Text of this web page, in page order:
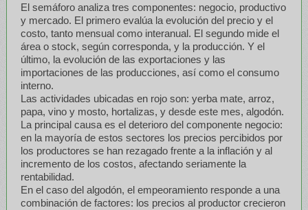
El semáforo analiza tres componentes: negocio, productivo
y mercado. El primero evalúa la evolución del precio y el
costo, tanto mensual como interanual. El segundo mide el
área o stock, según corresponda, y la producción. Y el
último, la evolución de las exportaciones y las
importaciones de las producciones, así como el consumo
interno.
Las actividades ubicadas en rojo son: yerba mate, arroz,
papa, vino y mosto, hortalizas, y desde este mes, algodón.
La principal causa es el deterioro del componente negocio:
en la mayoría de estos sectores los precios percibidos por
los productores se han rezagado frente a la inflación y al
incremento de los costos, afectando seriamente la
rentabilidad.
En el caso del algodón, el empeoramiento responde a una
combinación de factores: los precios al productor crecieron